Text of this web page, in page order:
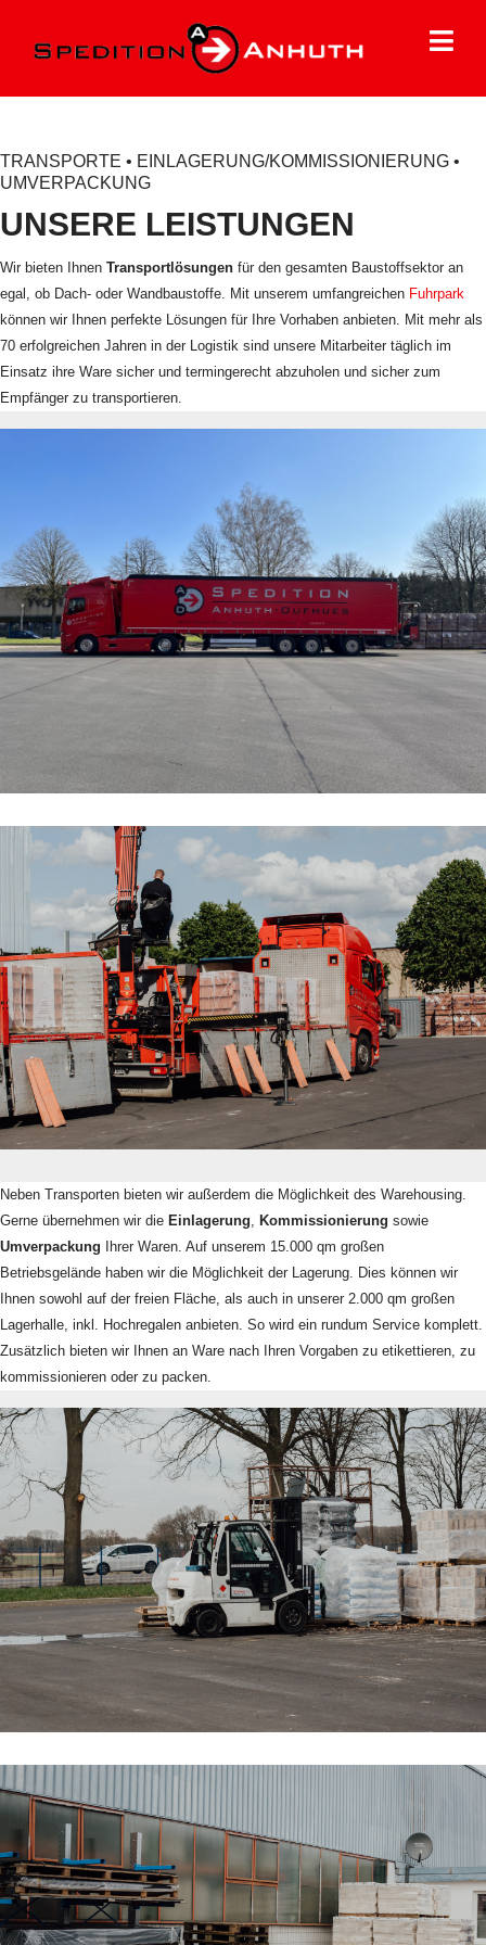
TRANSPORTE • EINLAGERUNG/KOMMISSIONIERUNG •
UMVERPACKUNG
UNSERE LEISTUNGEN
Wir bieten Ihnen Transportlösungen für den gesamten Baustoffsektor an
egal, ob Dach- oder Wandbaustoffe. Mit unserem umfangreichen Fuhrpark
können wir Ihnen perfekte Lösungen für Ihre Vorhaben anbieten. Mit mehr als
70 erfolgreichen Jahren in der Logistik sind unsere Mitarbeiter täglich im
Einsatz ihre Ware sicher und termingerecht abzuholen und sicher zum
Empfänger zu transportieren.
Neben Transporten bieten wir außerdem die Möglichkeit des Warehousing.
Gerne übernehmen wir die Einlagerung, Kommissionierung sowie
Umverpackung
Ihrer Waren. Auf unserem 15.000 qm großen
Betriebsgelände haben wir die Möglichkeit der Lagerung. Dies können wir
Ihnen sowohl auf der freien Fläche, als auch in unserer 2.000 qm großen
Lagerhalle, inkl. Hochregalen anbieten. So wird ein rundum Service komplett.
Zusätzlich bieten wir Ihnen an Ware nach Ihren Vorgaben zu etikettieren, zu
kommissionieren oder zu packen.